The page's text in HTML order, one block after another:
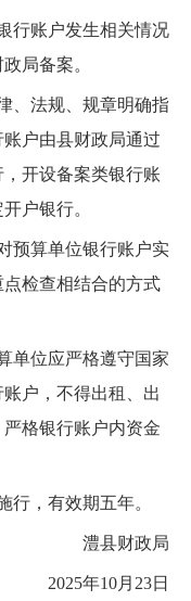
行账户发生相关情况
局备案。
、法规、规章明确指
户由县财政局通过
开设备案类银行账
户银行。
预算单位银行账户实
检查相结合的方式
单位应严格遵守国家
户，不得出租、出
格银行账户内资金
行，有效期五年。
澧县财政局
2025年10月23日